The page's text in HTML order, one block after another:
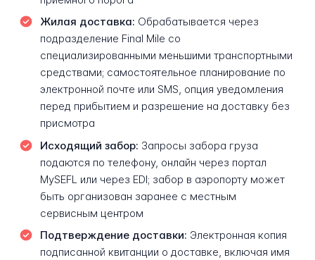
Жилая доставка: Обрабатывается через
подразделение Final Mile со
специализированными меньшими транспортными
средствами; самостоятельное планирование по
электронной почте или SMS, опция уведомления
перед прибытием и разрешение на доставку без
присмотра
Исходящий забор: Запросы забора груза
подаются по телефону, онлайн через портал
MySEFL или через EDI; забор в аэропорту может
быть организован заранее с местным
сервисным центром
Подтверждение доставки: Электронная копия
подписанной квитанции о доставке, включая имя